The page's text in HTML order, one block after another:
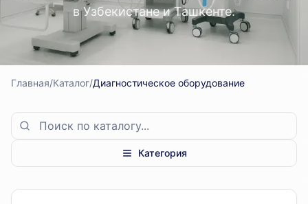
в Узбекистане и Ташкенте.
Главная/Каталог/Диагностическое оборудование
Категория
Диагностическое оборудование